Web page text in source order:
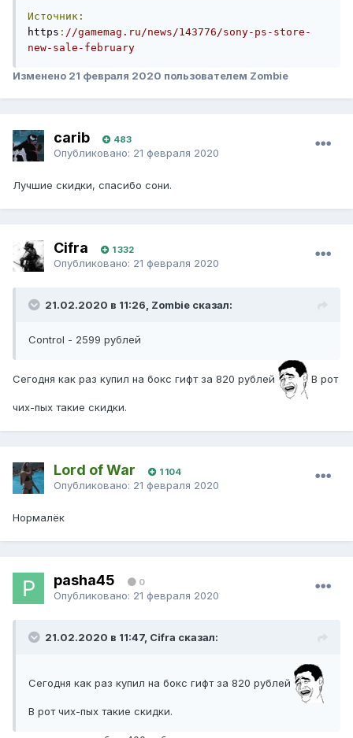
Источник:
https : //gamemag.ru/news/143776/sony-ps-store-
new-sale-february
Изменено 21 февраля 2020 пользователем Zombie
carib 483
Опубликовано: 21 февраля 2020
Лучшие скидки, спасибо сони.
Cifra 1 332
Опубликовано: 21 февраля 2020
21.02.2020 в 11:26, Zombie сказал:
Control - 2599 рублей
Сегодня как раз купил на бокс гифт за 820 рублей В рот
чих-пых такие скидки.
Lord of War 1 104
Опубликовано: 21 февраля 2020
Нормалёк
pasha45 0
Опубликовано: 21 февраля 2020
21.02.2020 в 11:47, Cifra сказал:
Сегодня как раз купил на бокс гифт за 820 рублей
В рот чих-пых такие скидки.